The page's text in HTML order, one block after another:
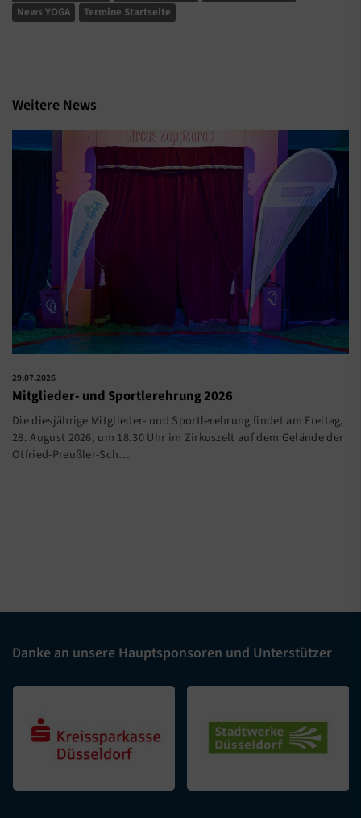
News YOGA Termine Startseite
Weitere News
29.07.2026
Mitglieder- und Sportlerehrung 2026
Die diesjährige Mitglieder- und Sportlerehrung findet am Freitag,
28. August 2026, um 18.30 Uhr im Zirkuszelt auf dem Gelände der
Otfried-Preußler-Sch…
Danke an unsere Hauptsponsoren und Unterstützer